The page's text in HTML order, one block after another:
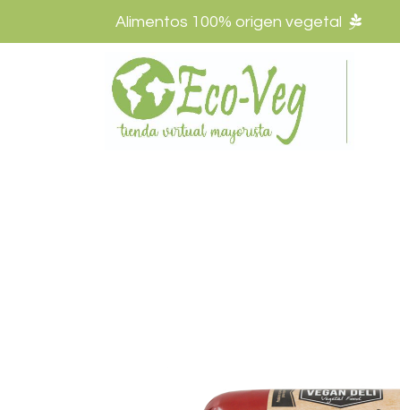
Alimentos 100% origen vegetal